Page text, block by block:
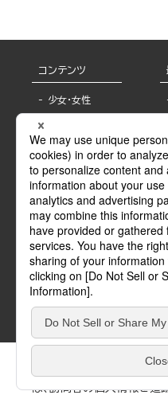
コンテンツ
少女・女性
BL
ライトノベル
青年・一般
グラビア・写真
モーター誌
SPECIAL
Sublicense
ぶんか社が運営するサイ
は、訪問者の個人情報を追